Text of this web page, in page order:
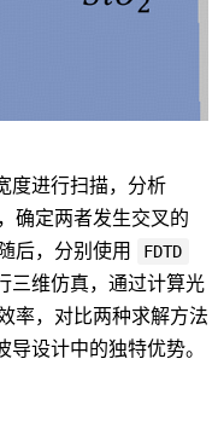
度进行扫描，分析TM_1
确定两者发生交叉的
后，分别使用
FDTD
三维仿真，通过计算光
率，对比两种求解方法
导设计中的独特优势。